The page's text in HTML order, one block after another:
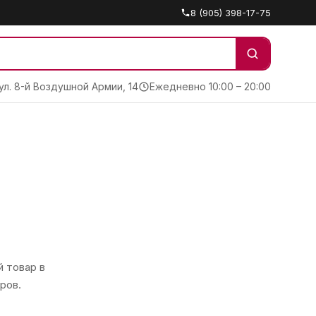
8 (905) 398-17-75
8-й Воздушной Армии, 14 Ежедневно 10:00 – 20:00
товар в